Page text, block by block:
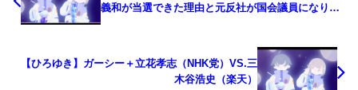
義和が当選できた理由と元反社が国会議員になり日
【ひろゆき】ガーシー＋立花孝志（NHK党）VS.三
木谷浩史（楽天）